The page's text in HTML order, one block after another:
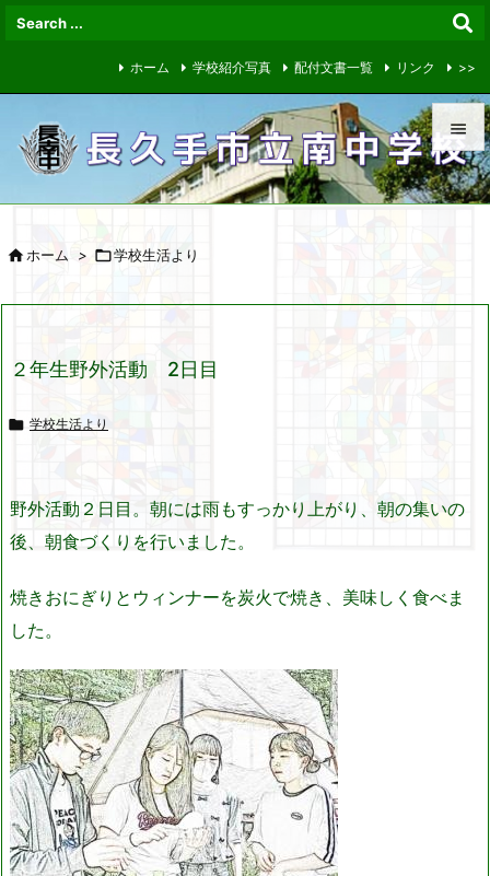


メニュ
ホーム 学校紹介写真 配付文書一覧 リンク >>
ホーム > 学校生活より
２年生野外活動 2日目
 学校生活より
野外活動２日目。朝には雨もすっかり上がり、朝の集いの
後、朝食づくりを行いました。
焼きおにぎりとウィンナーを炭火で焼き、美味しく食べま
した。